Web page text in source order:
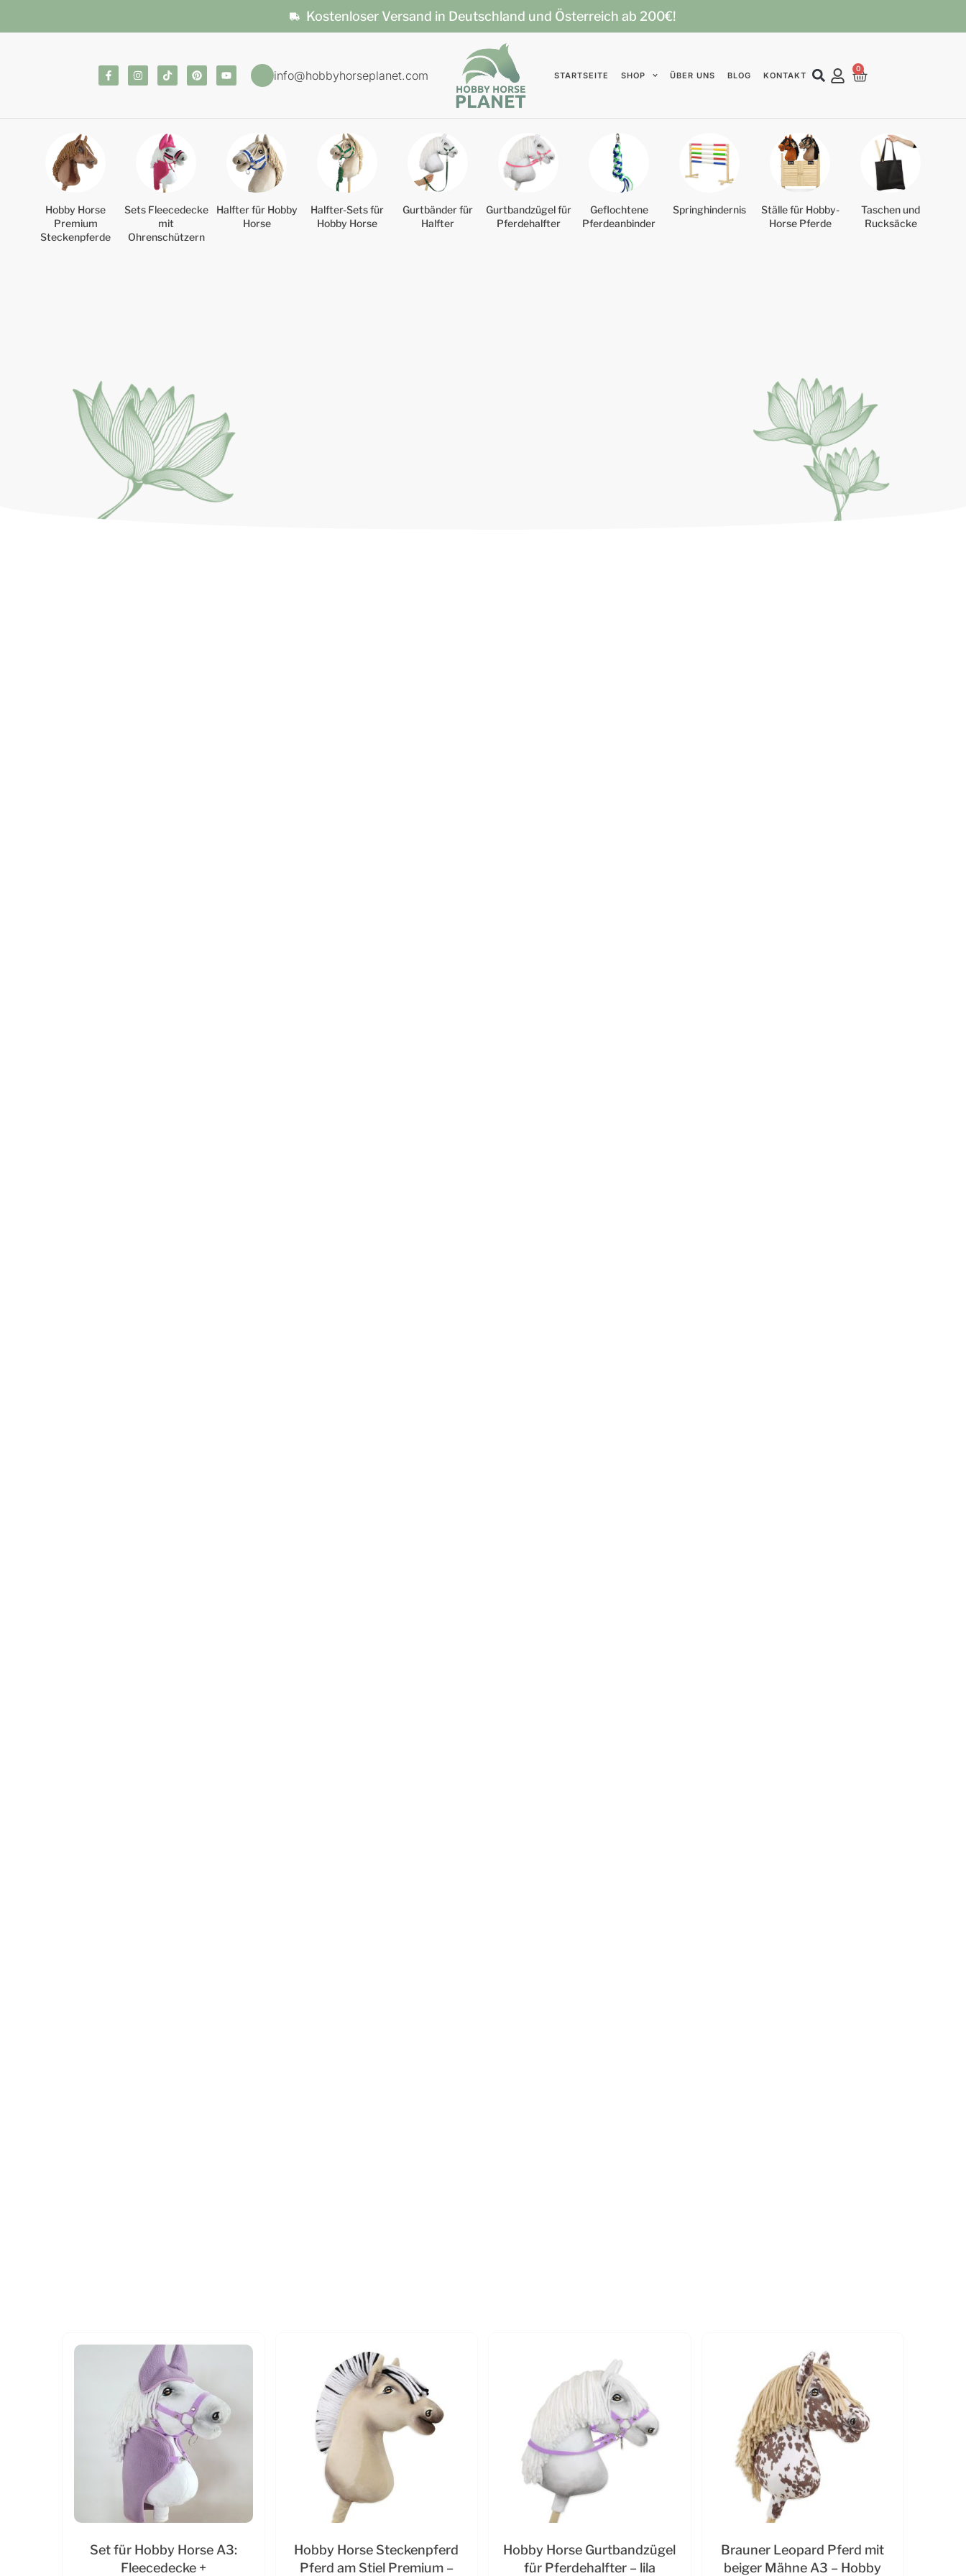
Kostenloser Versand in Deutschland und Österreich ab 200€!
info@hobbyhorseplanet.com STARTSEITE SHOP ÜBER UNS BLOG KONTAKT
0
Hobby Horse
Premium
Steckenpferde
Sets Fleecedecke
mit
Ohrenschützern
Halfter für Hobby
Horse
Halfter-Sets für
Hobby Horse
Gurtbänder für
Halfter
Gurtbandzügel für
Pferdehalfter
Geflochtene
Pferdeanbinder
Springhindernis
Ställe für Hobby-
Horse Pferde
Taschen und
Rucksäcke
Set für Hobby Horse A3:
Fleecedecke +
Hobby Horse Steckenpferd
Pferd am Stiel Premium –
Hobby Horse Gurtbandzügel
für Pferdehalfter – lila
Brauner Leopard Pferd mit
beiger Mähne A3 – Hobby